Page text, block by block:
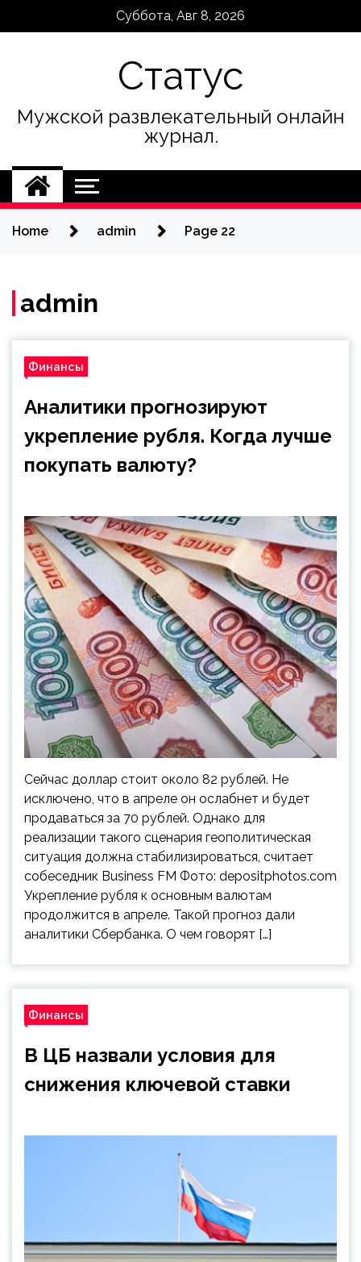
Суббота, Авг 8, 2026
Статус
Мужской развлекательный онлайн
журнал.
Home admin Page 22
admin
Финансы
Аналитики прогнозируют
укрепление рубля. Когда лучше
покупать валюту?
Сейчас доллар стоит около 82 рублей. Не
исключено, что в апреле он ослабнет и будет
продаваться за 70 рублей. Однако для
реализации такого сценария геополитическая
ситуация должна стабилизироваться, считает
собеседник Business FM Фото: depositphotos.com
Укрепление рубля к основным валютам
продолжится в апреле. Такой прогноз дали
аналитики Сбербанка. О чем говорят […]
Финансы
В ЦБ назвали условия для
снижения ключевой ставки